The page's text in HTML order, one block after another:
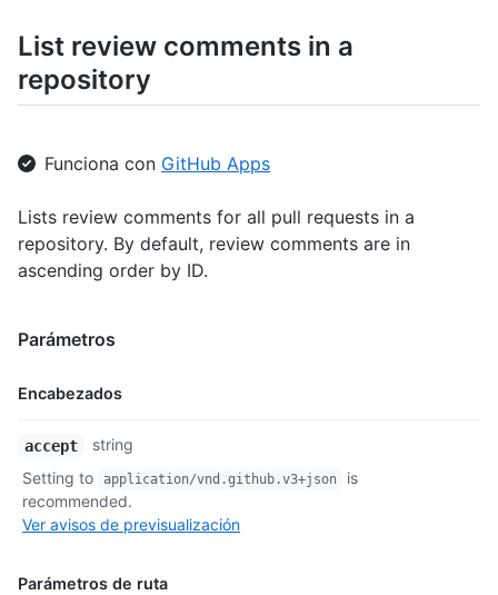
List review comments in a
repository
Funciona con GitHub Apps
Lists review comments for all pull requests in a
repository. By default, review comments are in
ascending order by ID.
Parámetros
Encabezados
Nombre,
Descripción
accept
string
Setting to
application/vnd.github.v3+json
is
recommended.
Ver avisos de previsualización
Parámetros de ruta